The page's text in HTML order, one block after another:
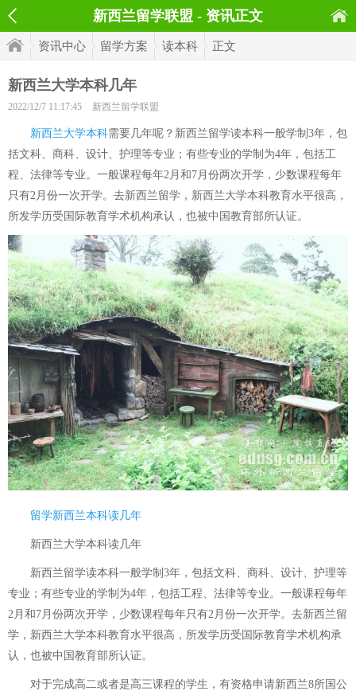
新西兰留学联盟 - 资讯正文
资讯中心 留学方案 读本科 正文
新西兰大学本科几年
2022/12/7 11:17:45 新西兰留学联盟
新西兰大学本科需要几年呢？新西兰留学读本科一般学制3年，包
括文科、商科、设计、护理等专业；有些专业的学制为4年，包括工
程、法律等专业。一般课程每年2月和7月份两次开学，少数课程每年
只有2月份一次开学。去新西兰留学，新西兰大学本科教育水平很高，
所发学历受国际教育学术机构承认，也被中国教育部所认证。
留学新西兰本科读几年
新西兰大学本科读几年
新西兰留学读本科一般学制3年，包括文科、商科、设计、护理等
专业；有些专业的学制为4年，包括工程、法律等专业。一般课程每年
2月和7月份两次开学，少数课程每年只有2月份一次开学。去新西兰留
学，新西兰大学本科教育水平很高，所发学历受国际教育学术机构承
认，也被中国教育部所认证。
对于完成高二或者是高三课程的学生，有资格申请新西兰8所国公